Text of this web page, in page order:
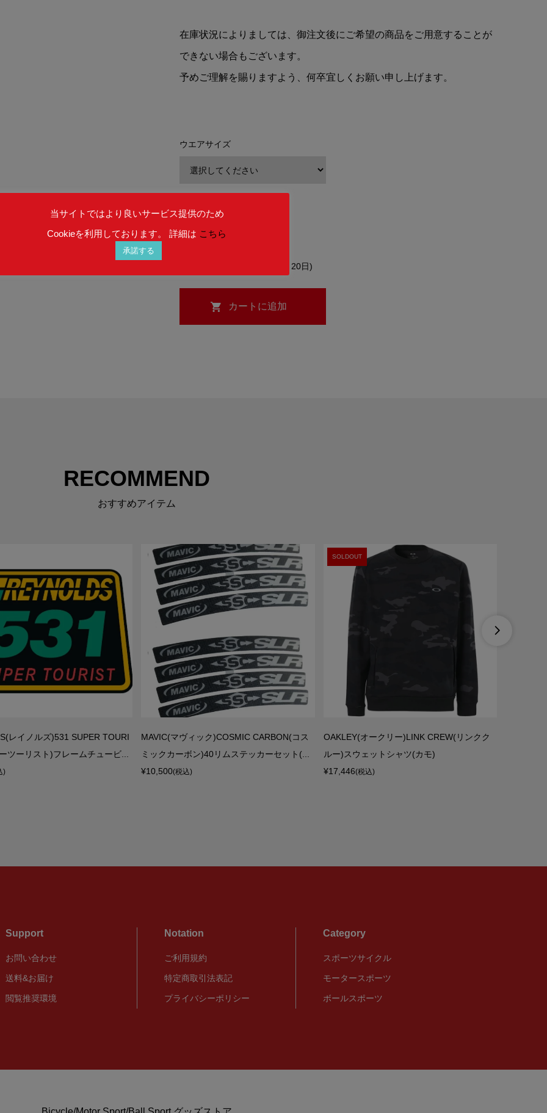
在庫状況によりましては、御注文後にご希望の商品をご用意することが
できない場合もございます。
予めご理解を賜りますよう、何卒宜しくお願い申し上げます。
ウエアサイズ
在庫 : お取り寄せ (納期約4～20日)
RECOMMEND
おすすめアイテム
レイノルズ)531 SUPER TOURI
ツーリスト)フレームチュービ...
)
MAVIC(マヴィック)COSMIC CARBON(コス
ミックカーボン)40リムステッカーセット(...
¥10,500(税込)
SOLDOUT
OAKLEY(オークリー)LINK CREW(リンクク
ルー)スウェットシャツ(カモ)
¥17,446(税込)

Support
お問い合わせ
送料&お届け
閲覧推奨環境
Notation
ご利用規約
特定商取引法表記
プライバシーポリシー
Category
スポーツサイクル
モータースポーツ
ボールスポーツ
当サイトではより良いサービス提供のため
Cookieを利用しております。 詳細は こちら
承諾する